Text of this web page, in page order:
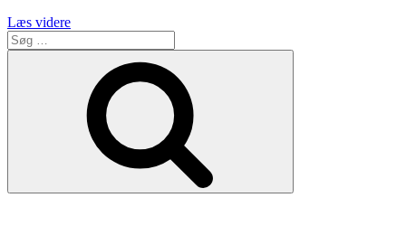
Læs videre“Restaurant
på
Helsingør
havn
maritim
fornøjelse”
Søg
efter: